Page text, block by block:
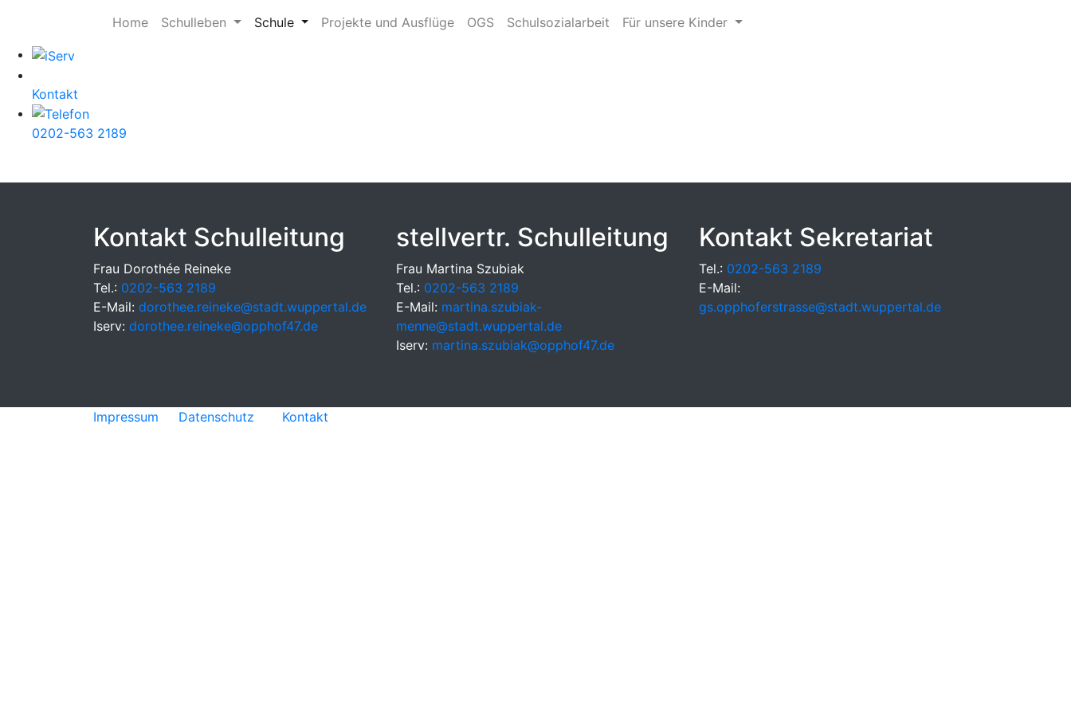
Home Schulleben Schule Projekte und Ausflüge OGS Schulsozialarbeit Für unsere Kinder
Kontakt
0202-563 2189
Kontakt Schulleitung
Frau Dorothée Reineke
Tel.: 0202-563 2189
E-Mail: dorothee.reineke@stadt.wuppertal.de
Iserv: dorothee.reineke@opphof47.de
stellvertr. Schulleitung
Frau Martina Szubiak
Tel.: 0202-563 2189
E-Mail: martina.szubiak-
menne@stadt.wuppertal.de
Iserv: martina.szubiak@opphof47.de
Kontakt Sekretariat
Tel.: 0202-563 2189
E-Mail:
gs.opphoferstrasse@stadt.wuppertal.de
Impressum Datenschutz Kontakt